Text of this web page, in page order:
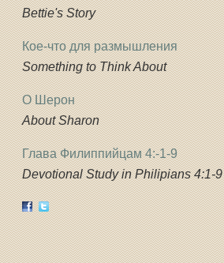
Bettie's Story
Кое-что для размышления
Something to Think About
О Шерон
About Sharon
Глава Филиппийцам 4:-1-9
Devotional Study in Philipians 4:1-9